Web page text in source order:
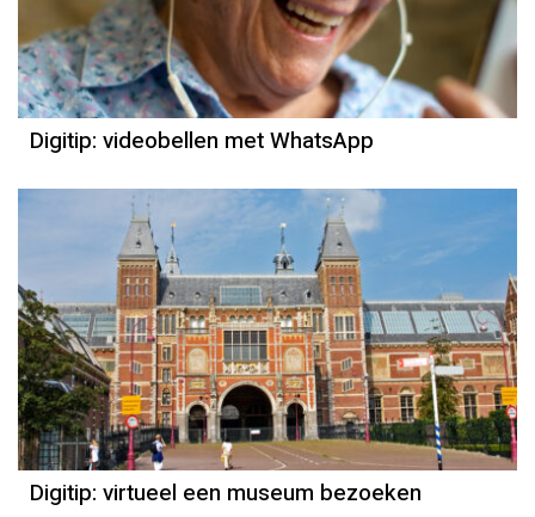
Digitip: videobellen met WhatsApp
Digitip: virtueel een museum bezoeken